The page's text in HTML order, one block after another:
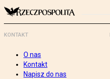
KONTAKT
O nas
Kontakt
Napisz do nas